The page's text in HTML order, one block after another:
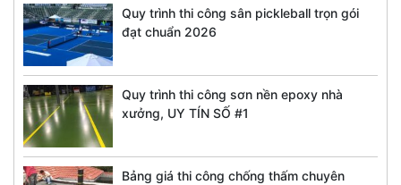
Quy trình thi công sân pickleball trọn gói
đạt chuẩn 2026
Quy trình thi công sơn nền epoxy nhà
xưởng, UY TÍN SỐ #1
Bảng giá thi công chống thấm chuyên